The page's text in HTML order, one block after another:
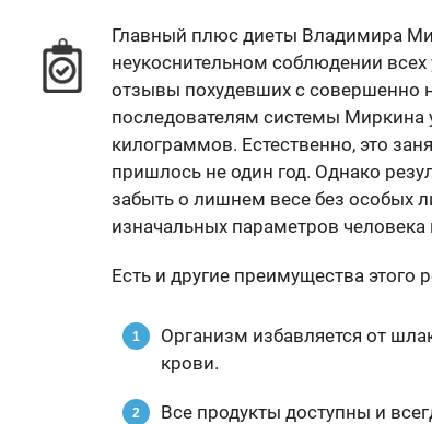
Главный плюс диеты Владимира
неукоснительном соблюдении
отзывы похудевших с совершенно
последователям системы Миркина
килограммов. Естественно, это
пришлось не один год. Однако
забыть о лишнем весе без особых
изначальных параметров человека
Есть и другие преимущества этого
Организм избавляется от
крови.
Все продукты доступны и